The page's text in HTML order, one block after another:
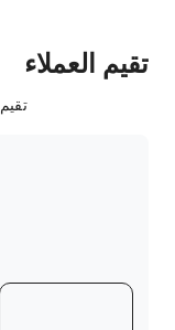
العملاء
تقيم